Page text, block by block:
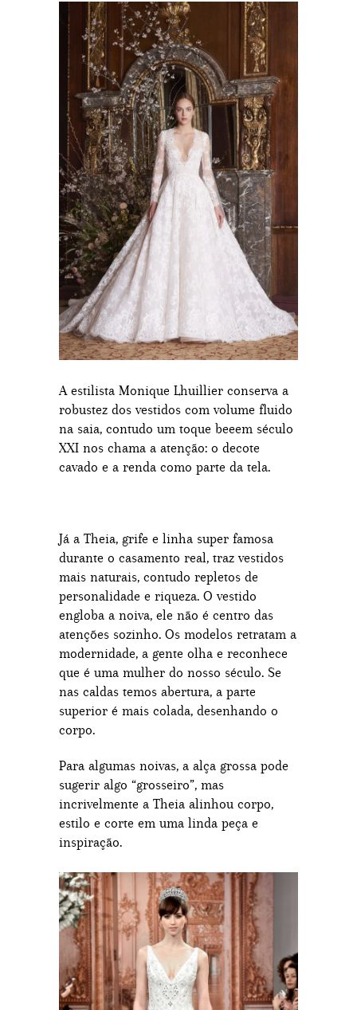
A estilista Monique Lhuillier conserva a
robustez dos vestidos com volume fluido
na saia, contudo um toque beeem século
XXI nos chama a atenção: o decote
cavado e a renda como parte da tela.
Já a Theia, grife e linha super famosa
durante o casamento real, traz vestidos
mais naturais, contudo repletos de
personalidade e riqueza. O vestido
engloba a noiva, ele não é centro das
atenções sozinho. Os modelos retratam a
modernidade, a gente olha e reconhece
que é uma mulher do nosso século. Se
nas caldas temos abertura, a parte
superior é mais colada, desenhando o
corpo.
Para algumas noivas, a alça grossa pode
sugerir algo “grosseiro”, mas
incrivelmente a Theia alinhou corpo,
estilo e corte em uma linda peça e
inspiração.